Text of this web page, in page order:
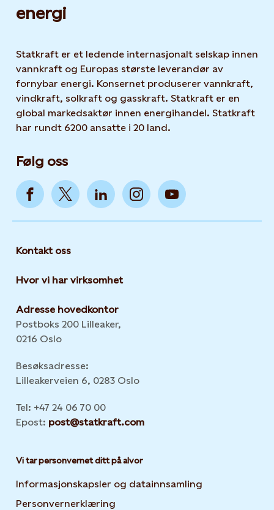
energi
Statkraft er et ledende internasjonalt selskap innen
vannkraft og Europas største leverandør av
fornybar energi. Konsernet produserer vannkraft,
vindkraft, solkraft og gasskraft. Statkraft er en
global markedsaktør innen energihandel. Statkraft
har rundt 6200 ansatte i 20 land.
Følg oss
Kontakt oss
Hvor vi har virksomhet
Adresse hovedkontor
Postboks 200 Lilleaker,
0216 Oslo
Besøksadresse:
Lilleakerveien 6, 0283 Oslo
Tel: +47 24 06 70 00
Epost: post@statkraft.com
Vi tar personvernet ditt på alvor
Informasjonskapsler og datainnsamling
Personvernerklæring